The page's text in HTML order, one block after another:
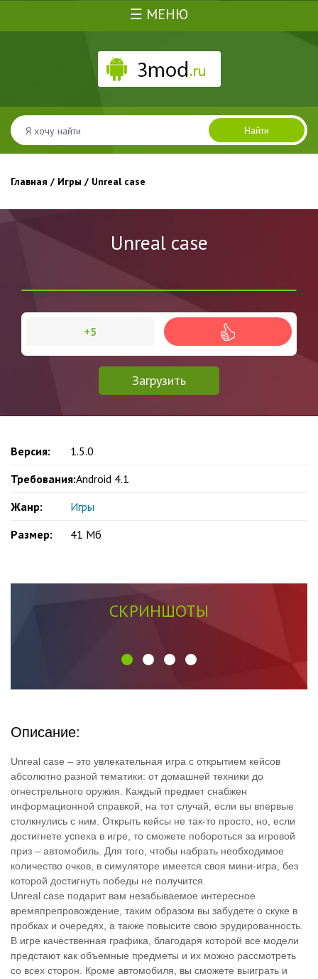
☰ МЕНЮ
Найти
Главная / Игры / Unreal case
Unreal case
Загрузить
+5
Версия:
1.5.0
Требования:Android 4.1
Жанр:
Игры
Размер:
41 Мб
СКРИНШОТЫ
Описание:
Unreal case – это увлекательная игра с открытием кейсов
абсолютно разной тематики: от домашней техники до
огнестрельного оружия. Каждый предмет снабжен
информационной справкой, на тот случай, если вы впервые
столкнулись с ним. Открыть кейсы не так-то просто, но, если
достигнете успеха в игре, то сможете побороться за игровой
приз – автомобиль. Для того, чтобы набрать необходимое
количество очков, в симуляторе имеется своя мини-игра, без
которой достигнуть победы не получится.
Unreal case подарит вам незабываемое интересное
времяпрепровождение, таким образом вы забудете о скуке в
пробках и очередях, а также повысите свою эрудированность.
В игре качественная графика, благодаря которой все модели
предстают как объемные предметы и их можно рассмотреть
со всех сторон. Кроме автомобиля, вы сможете выиграть и